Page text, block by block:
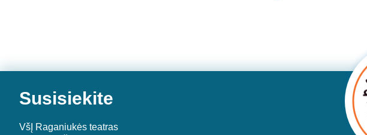
Susisiekite
VšĮ Raganiukės teatras